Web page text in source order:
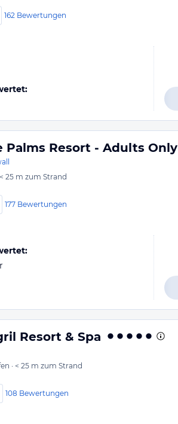
162 Bewertungen
Palms Resort - Adults Only
< 25 m zum Strand
177 Bewertungen
Resort & Spa
· < 25 m zum Strand
108 Bewertungen